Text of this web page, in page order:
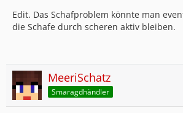
Edit. Das Schafproblem könnte man
die Schafe durch scheren aktiv bleiben.
MeeriSchatz
Smaragdhändler